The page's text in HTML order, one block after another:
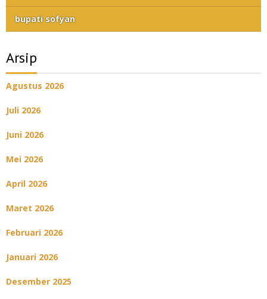
bupati sofyan
Arsip
Agustus 2026
Juli 2026
Juni 2026
Mei 2026
April 2026
Maret 2026
Februari 2026
Januari 2026
Desember 2025